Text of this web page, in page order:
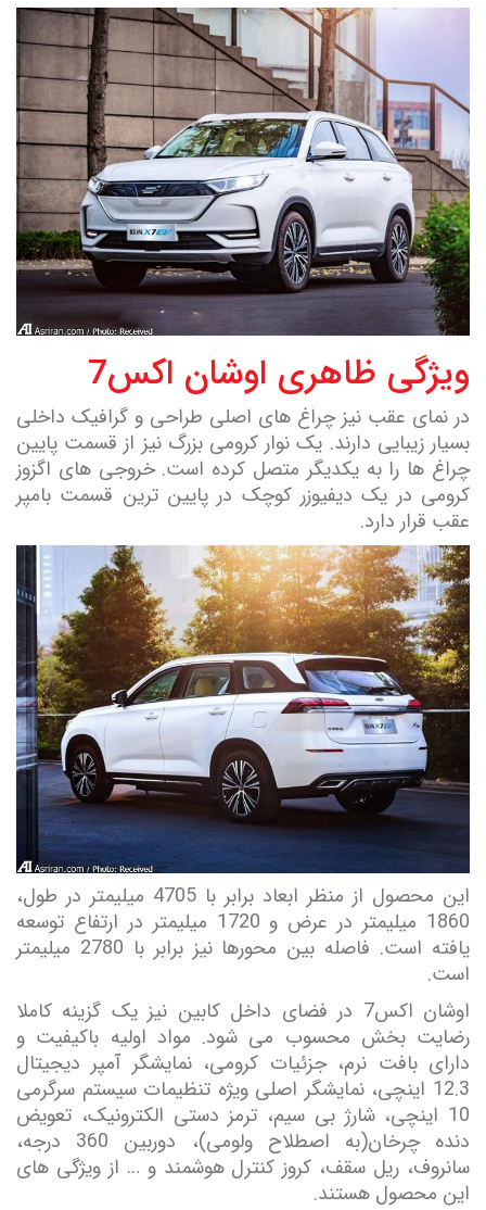
ویژگی ظاهری اوشان اکس7
در نمای عقب نیز چراغ های اصلی طراحی و گرافیک داخلی
بسیار زیبایی دارند. یک نوار کرومی بزرگ نیز از قسمت پایین
چراغ ها را به یکدیگر متصل کرده است. خروجی های اگزوز
کرومی در یک دیفیوزر کوچک در پایین ترین قسمت بامپر
عقب قرار دارد.
این محصول از منظر ابعاد برابر با 4705 میلیمتر در طول،
1860 میلیمتر در عرض و 1720 میلیمتر در ارتفاع توسعه
یافته است. فاصله بین محورها نیز برابر با 2780 میلیمتر
است.
اوشان اکس7 در فضای داخل کابین نیز یک گزینه کاملا
رضایت بخش محسوب می شود. مواد اولیه باکیفیت و
دارای بافت نرم، جزئیات کرومی، نمایشگر آمپر دیجیتال
12.3 اینچی، نمایشگر اصلی ویژه تنظیمات سیستم سرگرمی
10 اینچی، شارژ بی سیم، ترمز دستی الکترونیک، تعویض
دنده چرخان(به اصطلاح ولومی)، دوربین 360 درجه،
سانروف، ریل سقف، کروز کنترل هوشمند و … از ویژگی های
این محصول هستند.